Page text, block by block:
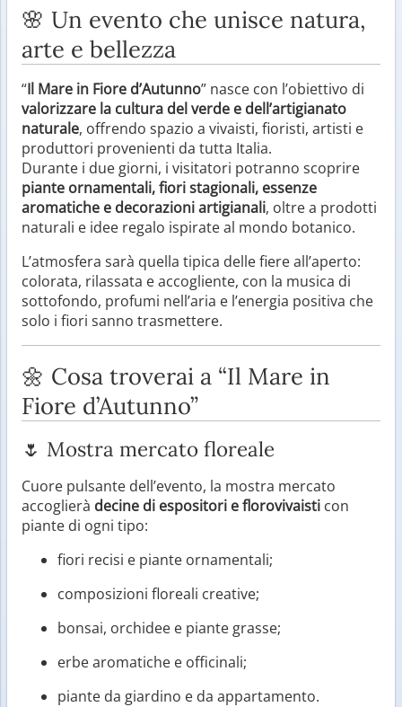
🌸 Un evento che unisce natura,
arte e bellezza
“Il Mare in Fiore d’Autunno” nasce con l’obiettivo di
valorizzare la cultura del verde e dell’artigianato
naturale, offrendo spazio a vivaisti, fioristi, artisti e
produttori provenienti da tutta Italia.
Durante i due giorni, i visitatori potranno scoprire
piante ornamentali, fiori stagionali, essenze
aromatiche e decorazioni artigianali, oltre a prodotti
naturali e idee regalo ispirate al mondo botanico.
L’atmosfera sarà quella tipica delle fiere all’aperto:
colorata, rilassata e accogliente, con la musica di
sottofondo, profumi nell’aria e l’energia positiva che
solo i fiori sanno trasmettere.
🌼 Cosa troverai a “Il Mare in
Fiore d’Autunno”
🌷 Mostra mercato floreale
Cuore pulsante dell’evento, la mostra mercato
accoglierà decine di espositori e florovivaisti con
piante di ogni tipo:
fiori recisi e piante ornamentali;
composizioni floreali creative;
bonsai, orchidee e piante grasse;
erbe aromatiche e officinali;
piante da giardino e da appartamento.